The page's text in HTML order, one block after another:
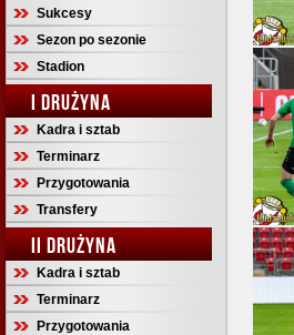
Sukcesy
Sezon po sezonie
Stadion
I DRUŻYNA
Kadra i sztab
Terminarz
Przygotowania
Transfery
II DRUŻYNA
Kadra i sztab
Terminarz
Przygotowania